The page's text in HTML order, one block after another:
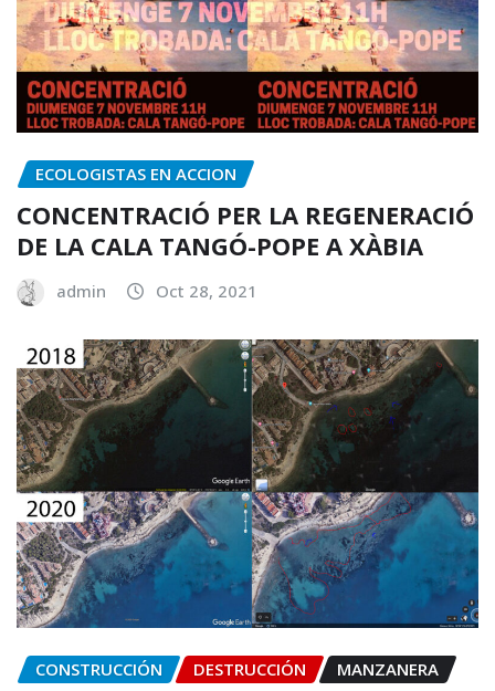
ECOLOGISTAS EN ACCION
CONCENTRACIÓ PER LA REGENERACIÓ
DE LA CALA TANGÓ-POPE A XÀBIA
admin Oct 28, 2021
CONSTRUCCIÓN DESTRUCCIÓN MANZANERA